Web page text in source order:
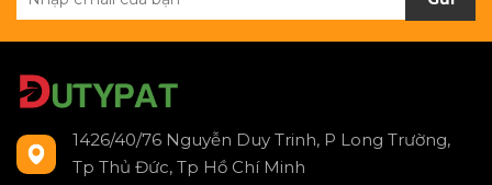
1426/40/76 Nguyễn Duy Trinh, P Long Trường,
Tp Thủ Đức, Tp Hồ Chí Minh